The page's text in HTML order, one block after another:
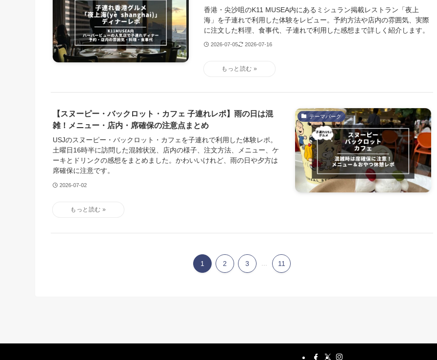
香港・尖沙咀のK11 MUSEA内にあるミシュラン掲載レストラン「夜上
海」を子連れで利用した体験をレビュー。予約方法や店内の雰囲気、実際
に注文した料理、食事代、子連れで利用した感想まで詳しく紹介します。
2026-07-05 2026-07-16
テーマパーク
【スヌーピー・バックロット・カフェ 子連れレポ】雨の日は混
雑！メニュー・店内・席確保の注意点まとめ
USJのスヌーピー・バックロット・カフェを子連れで利用した体験レポ。
土曜日16時半に訪問した混雑状況、店内の様子、注文方法、メニュー、ケ
ーキとドリンクの感想をまとめました。かわいいけれど、雨の日や夕方は
席確保に注意です。
2026-07-02
1 2 3 11